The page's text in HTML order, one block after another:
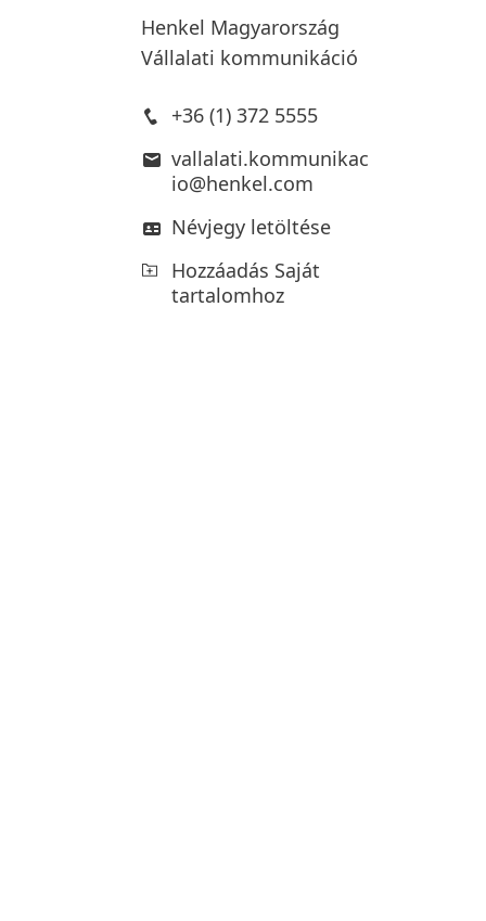
Henkel Magyarország
Vállalati kommunikáció
+36 (1) 372 5555
vallalati.kommunikac
io@henkel.com
Névjegy letöltése
Hozzáadás Saját
tartalomhoz